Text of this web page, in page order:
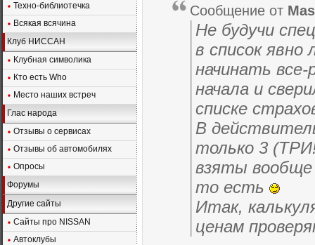
Техно-библиотечка
Всякая всячина
Клуб НИССАН
Клубная символика
Кто есть Who
Место наших встреч
Глас народа
Отзывы о сервисах
Отзывы об автомобилях
Опросы
Форумы
Другие сайты
Сайты про NISSAN
Автоклубы
Сообщение от
Не будучи
в список
начинать
начала и
списке
В
только 3
взяты вообще
то есть
Итак,
ценам